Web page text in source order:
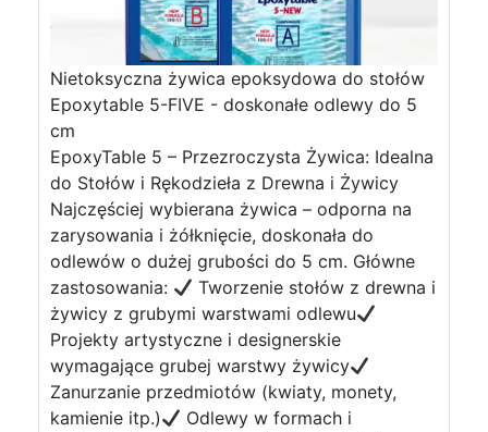
Nietoksyczna żywica epoksydowa do stołów
Epoxytable 5-FIVE - doskonałe odlewy do 5
cm
EpoxyTable 5 – Przezroczysta Żywica: Idealna
do Stołów i Rękodzieła z Drewna i Żywicy
Najczęściej wybierana żywica – odporna na
zarysowania i żółknięcie, doskonała do
odlewów o dużej grubości do 5 cm. Główne
zastosowania:
Tworzenie stołów z drewna i
żywicy z grubymi warstwami odlewu
Projekty artystyczne i designerskie
wymagające grubej warstwy żywicy
Zanurzanie przedmiotów (kwiaty, monety,
kamienie itp.)
Odlewy w formach i